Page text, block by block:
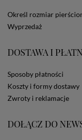
dotyczących
zamieszczane w
stosowanie
ustawienia
Określ rozmiar
Wyprzedaż
DOSTAWA I
Sposoby płatności
Koszty i formy dostawy
Zwroty i reklamacje
DOŁĄCZ DO